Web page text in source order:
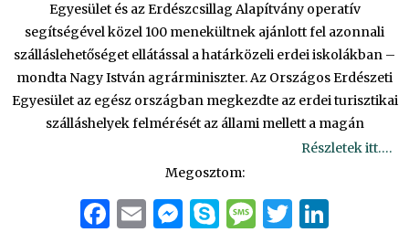
Egyesület és az Erdészcsillag Alapítvány operatív
segítségével közel 100 menekültnek ajánlott fel azonnali
szálláslehetőséget ellátással a határközeli erdei iskolákban –
mondta Nagy István agrárminiszter. Az Országos Erdészeti
Egyesület az egész országban megkezdte az erdei turisztikai
szálláshelyek felmérését az állami mellett a magán
Részletek itt….
Megosztom:
Facebook
EmailMessenger
Skype
Message
Twitter